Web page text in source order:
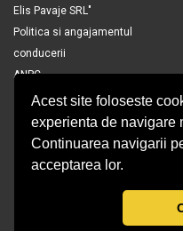
Acest site foloseste
experienta de navigare
Continuarea navigarii
acceptarea lor.
Elis Pavaje SRL"
Politica si angajamentul
conducerii
ANPC
©